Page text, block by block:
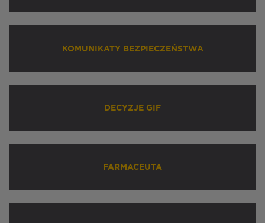
KOMUNIKATY BEZPIECZEŃSTWA
DECYZJE GIF
FARMACEUTA